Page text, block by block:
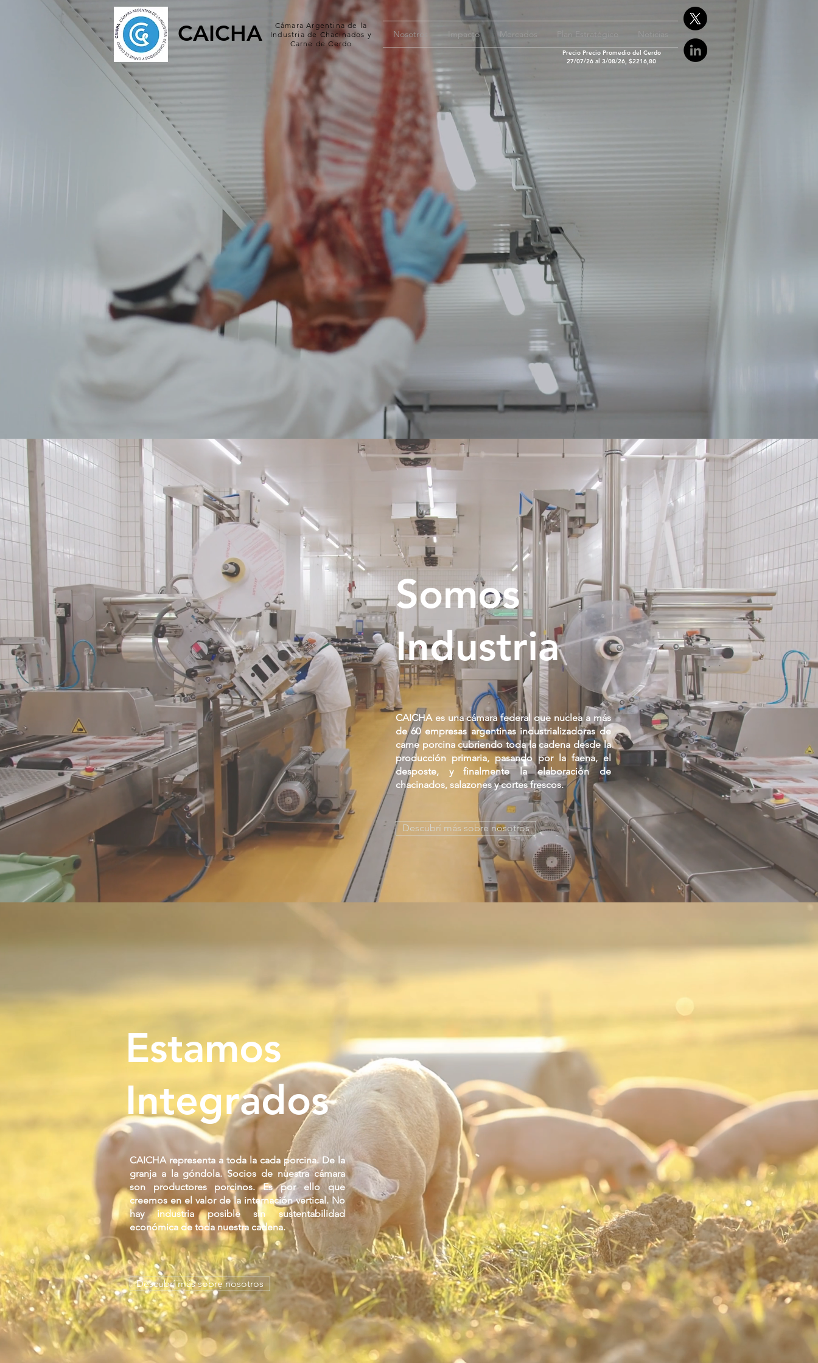
CAICHA
Cámara Argentina de la
Industria de Chacinados y
Carne de Cerdo
Nosotros Impacto Mercados Plan Estratégico Noticias
Precio Precio Promedio del Cerdo
27/07/26 al 3/08/26, $2216,80
Somos
CAICHA
Hace más de 80 años que CAICHA agrupa a
elaboradores argentinos de chacinados, salazones,
cortes de cerdo fresco y otros
subproductos.
calidad, la incorporación de tecnología, la solución de
problemas
laborales, apoyando al sector para su pleno desarrollo.
Somos
Industria
CAICHA es una cámara federal que nuclea a más
de 60 empresas argentinas industrializadoras de
carne porcina cubriendo toda la cadena desde la
producción primaria, pasando por la faena, el
desposte, y finalmente la elaboración de
chacinados, salazones y cortes frescos.
Descubrí más sobre nosotros
Estamos
Integrados
CAICHA representa a toda la cada porcina. De la
granja a la góndola. Socios de nuestra cámara
son productores porcinos. Es por ello que
creemos en el valor de la internación vertical. No
hay industria posible sin sustentabilidad
económica de toda nuestra cadena.
Descubrí más sobre nosotros